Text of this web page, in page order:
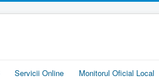
Servicii Online Monitorul Oficial Local